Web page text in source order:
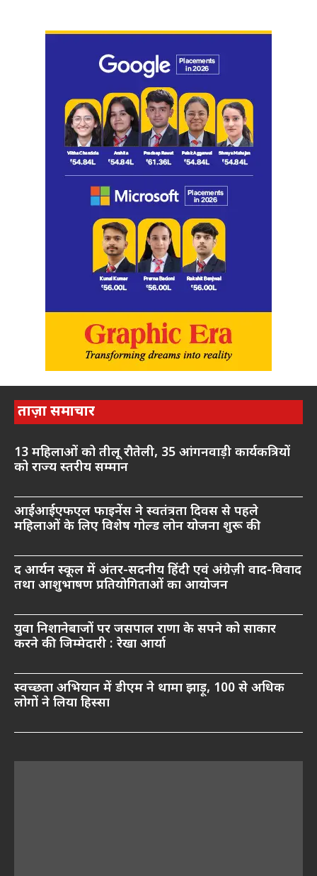
ताज़ा समाचार
13 महिलाओं को तीलू रौतेली, 35 आंगनवाड़ी कार्यकत्रियों
को राज्य स्तरीय सम्मान
आईआईएफएल फाइनेंस ने स्वतंत्रता दिवस से पहले
महिलाओं के लिए विशेष गोल्ड लोन योजना शुरू की
द आर्यन स्कूल में अंतर-सदनीय हिंदी एवं अंग्रेज़ी वाद-विवाद
तथा आशुभाषण प्रतियोगिताओं का आयोजन
युवा निशानेबाजों पर जसपाल राणा के सपने को साकार
करने की जिम्मेदारी : रेखा आर्या
स्वच्छता अभियान में डीएम ने थामा झाड़ू, 100 से अधिक
लोगों ने लिया हिस्सा